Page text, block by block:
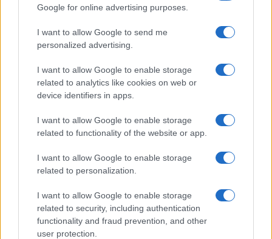
Google for online advertising purposes.
I want to allow Google to send me
personalized advertising.
I want to allow Google to enable storage
related to analytics like cookies on web or
device identifiers in apps.
I want to allow Google to enable storage
related to functionality of the website or app.
I want to allow Google to enable storage
related to personalization.
I want to allow Google to enable storage
related to security, including authentication
functionality and fraud prevention, and other
user protection.
Michelle Hunziker in Gallura, bella anche dal
Calangianus, dopo le polemiche il centro
accoglienza minori chiude
Olbia, divieto di sosta contro spaccio e degrado:
esplode la protesta
Pausa caffè impeccabile: come scegliere la
soluzione ideale per la casa e l’ufficio
Monte Pino, la fine di un lungo dolore: storia e
rinascita della strada che segnò la Gallura